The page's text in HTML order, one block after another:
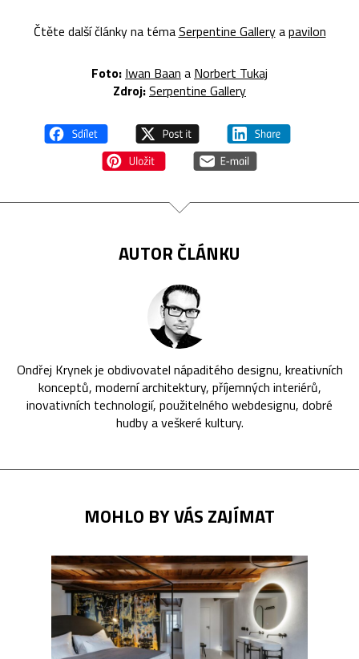
Čtěte další články na témaSerpentine Galleryapavilon
Foto: Iwan Baan a Norbert Tukaj
Zdroj:Serpentine Gallery
AUTOR ČLÁNKU
Ondřej Krynek je obdivovatel nápaditého designu, kreativních
konceptů, moderní architektury, příjemných interiérů,
inovativních technologií, použitelného webdesignu, dobré
hudby a veškeré kultury.
MOHLO BY VÁS ZAJÍMAT